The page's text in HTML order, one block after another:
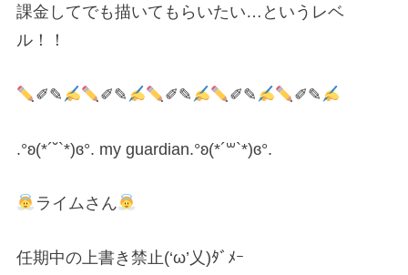
課金してでも描いてもらいたい…というレベ
ル！！
✐✎ ✐✎ ✐✎ ✐✎ ✐✎
.°ʚ(*´˘`*)ɞ°. my guardian.°ʚ(*´꒳`*)ɞ°.
ライムさん
任期中の上書き禁止(‘ω’乂)ﾀﾞﾒｰ